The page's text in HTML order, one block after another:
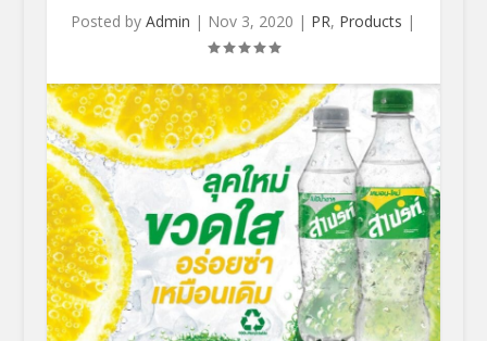
Posted byAdmin | Nov 3, 2020 | PR, Products |